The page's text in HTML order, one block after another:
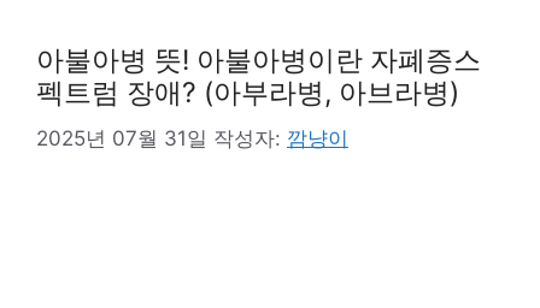
아불아병 뜻! 아불아병이란 자폐증스
펙트럼 장애? (아부라병, 아브라병)
2025년 07월 31일 작성자: 깜냥이